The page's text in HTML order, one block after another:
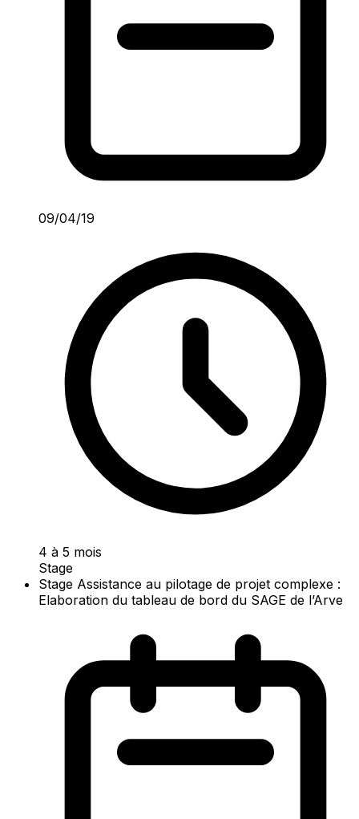
09/04/19
4 à 5 mois
Stage
Stage Assistance au pilotage de projet complexe :
Elaboration du tableau de bord du SAGE de l’Arve